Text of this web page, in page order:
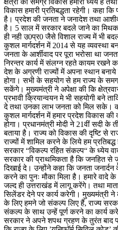
विकास हमारी प्रतिबद्धता रहेगी। कहा
है। प्रदेश की जनता ने जनादेश तथा
है। 5 साल में सरकार बदले जाने का मिथक
ही नही उ0प्र0 जैसे विशाल राज्य में भी
कुशल मार्गदर्शन में 2014 से यह व्यवस्था
जनता के आर्शीवाद पर पूरा भरोसा था
निरन्तर कार्य में संलग्न रहते कायम रखने
देश के अग्रणी राज्यों में अपना स्थान
होगा। सभी के सहयोग से हम राज्य के
सकेंगे। मुख्यमंत्री ने अपेक्षा की कि
प्रभावी क्रियान्वयन मे भी सहयोगी बने
दे तथा उनका लाभ जनता को मिल सके।
कुशल मार्गदर्शन में हमार प्रदेश विकास की
होगा। प्रधानमंत्री मोदी ने 21वीं सदी
बताया है। राज्य को विकास की दृष्टि से
राज्यों में शामिल करने के लिये हम
सरकार “विकल्प रहित संकल्प“ के ध्येय
सरकार की प्राथमिकता है कि जनहित से
दिखाई दे। उन्होंने कहा कि जनता
करने का पुनः मौका मिला है। हमारे वादे
जल्द ही उत्तराखंड में लागू करेंगे। तथा
सिलेंडर देने पर कार्य करेगी। मुख्यमंत्री
के लिए हमने जो संकल्प लिए हैं, राज्य
संकल्प के साथ उन्हें पूर्ण करने का कार्य
सरकार ने अपने शपथ ग्रहण के तुरंत बाद